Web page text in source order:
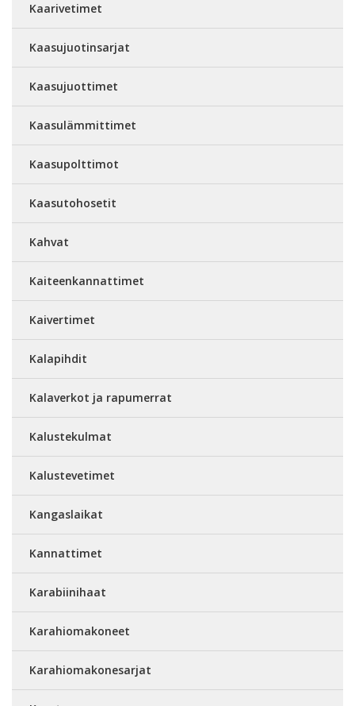
Kaarivetimet
Kaasujuotinsarjat
Kaasujuottimet
Kaasulämmittimet
Kaasupolttimot
Kaasutohosetit
Kahvat
Kaiteenkannattimet
Kaivertimet
Kalapihdit
Kalaverkot ja rapumerrat
Kalustekulmat
Kalustevetimet
Kangaslaikat
Kannattimet
Karabiinihaat
Karahiomakoneet
Karahiomakonesarjat